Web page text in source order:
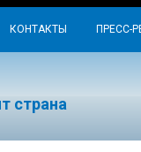
КОНТАКТЫ ПРЕСС-
страна